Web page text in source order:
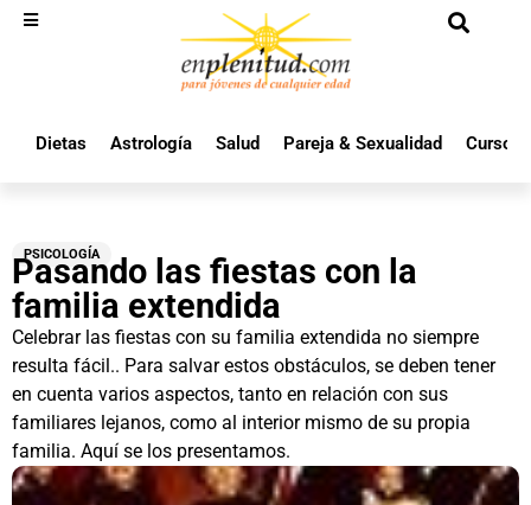
Dietas Astrología Salud Pareja & Sexualidad Cursos
PSICOLOGÍA
Pasando las fiestas con la
familia extendida
Celebrar las fiestas con su familia extendida no siempre
resulta fácil.. Para salvar estos obstáculos, se deben tener
en cuenta varios aspectos, tanto en relación con sus
familiares lejanos, como al interior mismo de su propia
familia. Aquí se los presentamos.